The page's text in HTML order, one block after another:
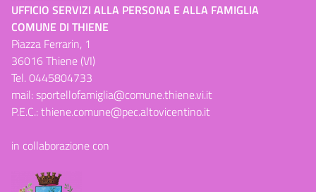
UFFICIO SERVIZI ALLA PERSONA E ALLA FAMIGLIA
COMUNE DI THIENE
Piazza Ferrarin, 1
36016 Thiene (VI)
Tel.0445804733
mail:sportellofamiglia@comune.thiene.vi.it
P.E.C.:thiene.comune@pec.altovicentino.it
in collaborazione con